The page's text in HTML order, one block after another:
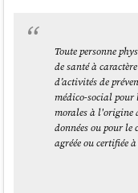
Toute personne
de santé à
d’activités de
médico-social pour
morales à l'origine
données ou pour
agréée ou certifiée à